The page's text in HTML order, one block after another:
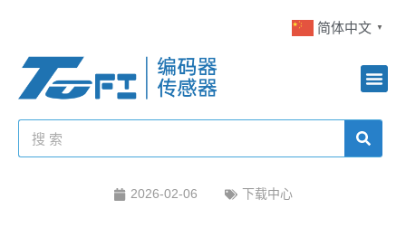
简体中文 ▼
2026-02-06 下载中心